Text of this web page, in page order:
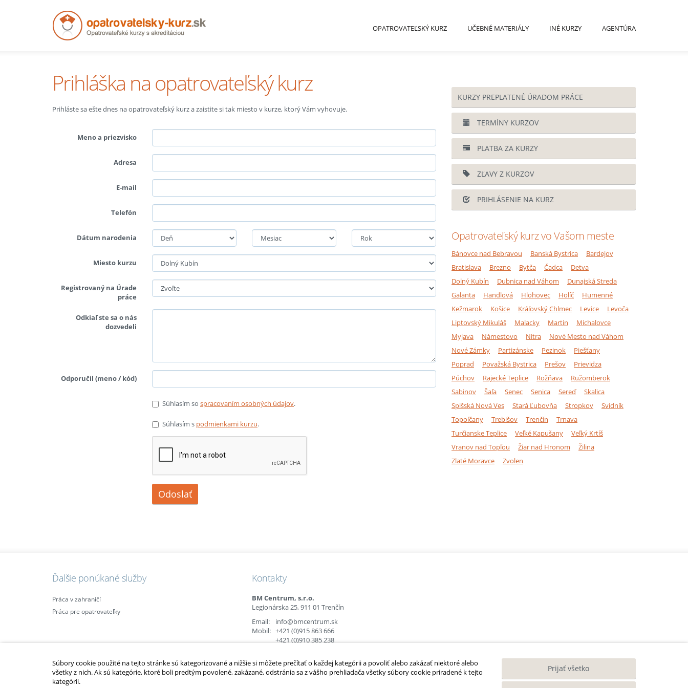
OPATROVATEĽSKÝ KURZ UČEBNÉ MATERIÁLY INÉ KURZY AGENTÚRA
Prihláška na opatrovateľský kurz
Prihláste sa ešte dnes na opatrovateľský kurz a zaistite si tak miesto v kurze, ktorý Vám vyhovuje.
Meno a priezvisko
Adresa
E-mail
Telefón
Dátum narodenia
Miesto kurzu
Registrovaný na Úrade
práce
Odkiaľ ste sa o nás
dozvedeli
Odporučil (meno / kód)
Súhlasím so spracovaním osobných údajov.
Súhlasím s podmienkami kurzu.
Odoslať
KURZY PREPLATENÉ ÚRADOM PRÁCE
TERMÍNY KURZOV
PLATBA ZA KURZY
ZĽAVY Z KURZOV
PRIHLÁSENIE NA KURZ
Opatrovateľský kurz vo Vašom meste
Bánovce nad Bebravou Banská Bystrica
Bardejov
Bratislava
Brezno Bytča Čadca
Detva
Dolný Kubín
Dubnica nad Váhom
Dunajská Streda
Galanta
Handlová Hlohovec Holíč
Humenné
Kežmarok
Košice Kráľovský Chlmec Levice
Levoča
Liptovský Mikuláš
Malacky Martin
Michalovce
Myjava
Námestovo Nitra
Nové Mesto nad Váhom
Nové Zámky
Partizánske Pezinok
Piešťany
Poprad
Považská Bystrica Prešov
Prievidza
Púchov
Rajecké Teplice Rožňava
Ružomberok
Sabinov
Šaľa Senec Senica Sereď
Skalica
Spišská Nová Ves
Stará Ľubovňa Stropkov
Svidník
Topoľčany
Trebišov Trenčín
Trnava
Turčianske Teplice
Veľké Kapušany
Veľký Krtíš
Vranov nad Topľou
Žiar nad Hronom
Žilina
Zlaté Moravce
Zvolen
Ďalšie ponúkané služby
Práca v zahraničí
Práca pre opatrovateľky
Kontakty
BM Centrum, s.r.o.
Legionárska 25, 911 01 Trenčín
Email:
info@bmcentrum.sk
Mobil: +421 (0)915 863 666
+421 (0)910 385 238
2010 – 2014 © Copyright
Súbory cookie použité na tejto stránke sú kategorizované a nižšie si môžete prečítať o každej kategórii a povoliť alebo zakázať niektoré alebo
všetky z nich. Ak sú kategórie, ktoré boli predtým povolené, zakázané, odstránia sa z vášho prehliadača všetky súbory cookie priradené k tejto
kategórii.
Prijať všetko